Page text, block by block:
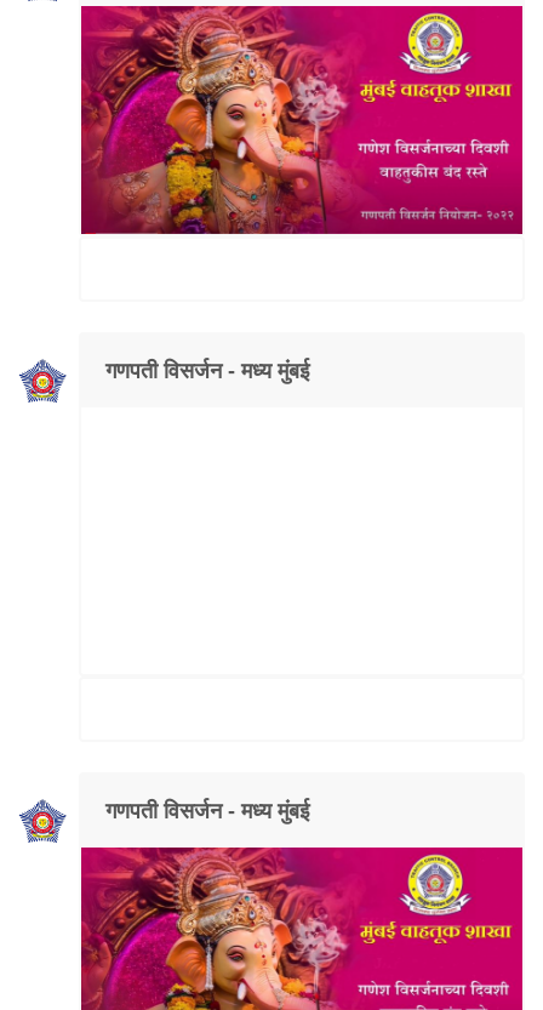
गणपती विसर्जन - मध्य मुंबई
गणपती विसर्जन - मध्य मुंबई